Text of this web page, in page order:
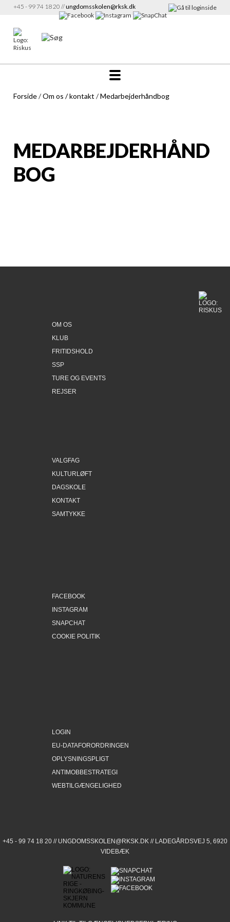
+45 - 99 74 18 20 //ungdomsskolen@rksk.dk
Forside/Om os / kontakt /Medarbejderhåndbog
MEDARBEJDERHÅND
BOG
OM OS
KLUB
FRITIDSHOLD
SSP
TURE OG EVENTS
REJSER
VALGFAG
KULTURLØFT
DAGSKOLE
KONTAKT
SAMTYKKE
FACEBOOK
INSTAGRAM
SNAPCHAT
COOKIE POLITIK
LOGIN
EU-DATAFORORDRINGEN
OPLYSNINGSPLIGT
ANTIMOBBESTRATEGI
WEBTILGÆNGELIGHED
+45 - 99 74 18 20 // UNGDOMSSKOLEN@RKSK.DK // LADEGÅRDSVEJ 5, 6920
VIDEBÆK